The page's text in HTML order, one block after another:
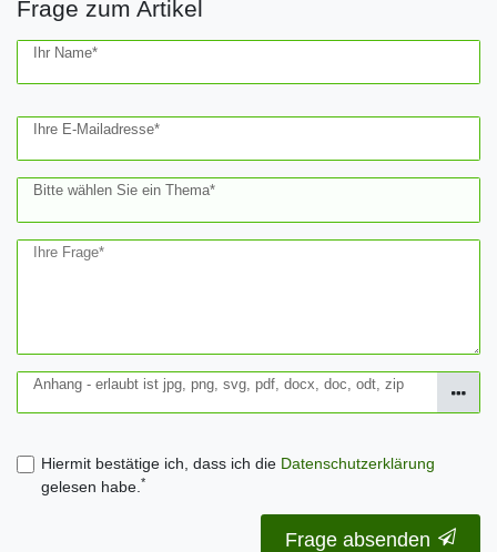
Frage zum Artikel
Ihr Name*
Ihre E-Mailadresse*
Bitte wählen Sie ein Thema*
Ihre Frage*
Anhang - erlaubt ist jpg, png, svg, pdf, docx, doc, odt, zip
Hiermit bestätige ich, dass ich die Daten­schutz­erklärung
gelesen habe.*
Ceres::Template.mailFormHoneypotLabel
Frage absenden